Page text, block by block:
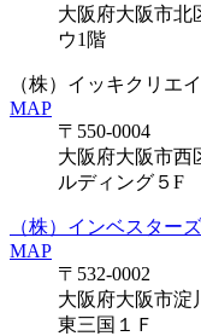
大阪府大阪市北
ウ1階
（株）イッキクリエ
MAP
〒550-0004
大阪府大阪市西
ルディング５F
（株）インベスター
MAP
〒532-0002
大阪府大阪市淀
東三国１Ｆ